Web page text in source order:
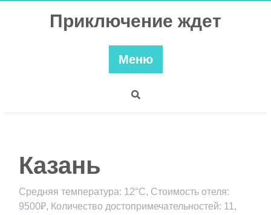
Приключение ждет
Меню
Казань
Средняя температура: 12°C, Стоимость отеля:
9500₽, Количество достопримечательностей: 11,